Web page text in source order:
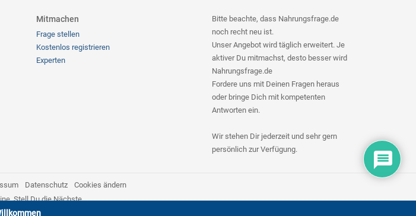
Mitmachen
Frage stellen
Kostenlos registrieren
Experten
Bitte beachte, dass Nahrungsfrage.de
noch recht neu ist.
Unser Angebot wird täglich erweitert. Je
aktiver Du mitmachst, desto besser wird
Nahrungsfrage.de
Fordere uns mit Deinen Fragen heraus
oder bringe Dich mit kompetenten
Antworten ein.
Wir stehen Dir jederzeit und sehr gern
persönlich zur Verfügung.
Datenschutz
Cookies ändern
Stell Du die Nächste.
heute 0 Punkte gesammelt